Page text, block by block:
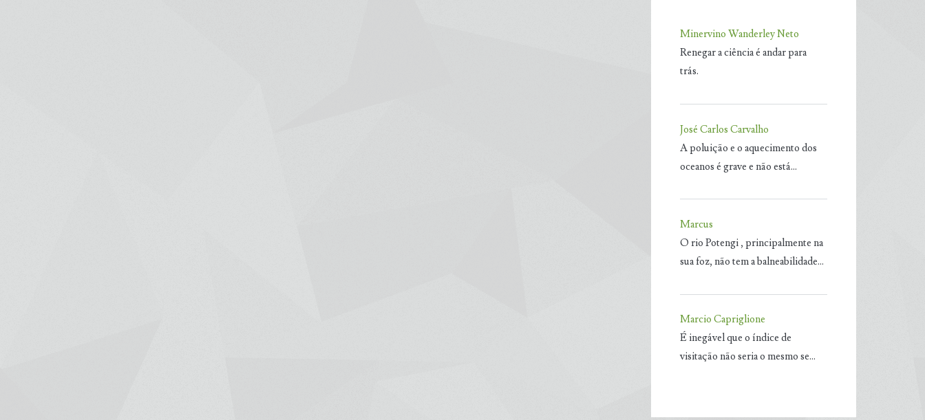
Minervino Wanderley Neto
Renegar a ciência é andar para
trás.
José Carlos Carvalho
A poluição e o aquecimento dos
oceanos é grave e não está…
Marcus
O rio Potengi , principalmente na
sua foz, não tem a balneabilidade…
Marcio Capriglione
É inegável que o índice de
visitação não seria o mesmo se…